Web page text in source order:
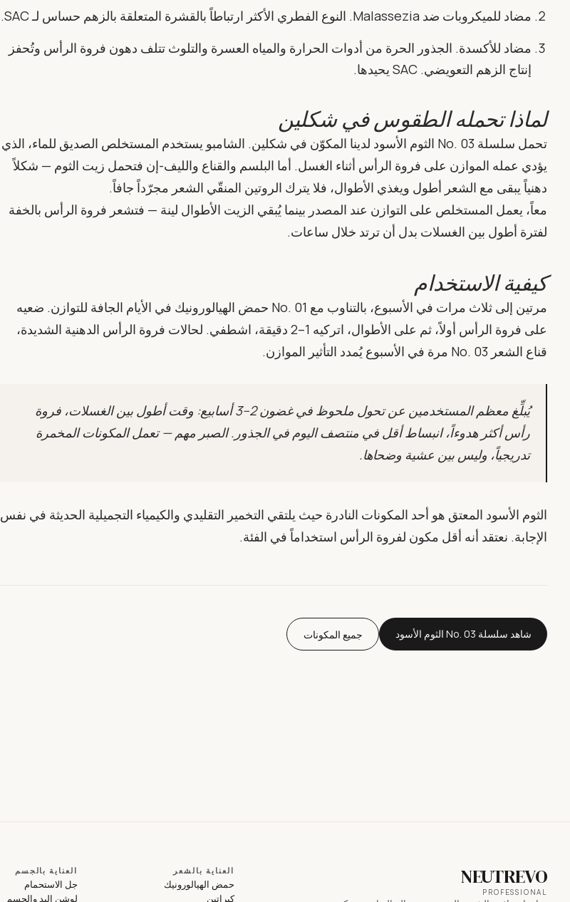
مضاد للميكروبات ضد Malassezia. النوع الفطري الأكثر ارتباطاً بالقشرة المتعلقة بالزهم حساس لـ SAC.
مضاد للأكسدة. الجذور الحرة من أدوات الحرارة والمياه العسرة والتلوث تتلف دهون فروة الرأس وتُحفز
إنتاج الزهم التعويضي. SAC يحيدها.
لماذا تحمله الطقوس في شكلين
تحمل سلسلة No. 03 الثوم الأسود لدينا المكوّن في شكلين. الشامبو يستخدم المستخلص الصديق للماء، الذي
يؤدي عمله الموازن على فروة الرأس أثناء الغسل. أما البلسم والقناع والليف-إن فتحمل زيت الثوم — شكلاً
دهنياً يبقى مع الشعر أطول ويغذي الأطوال، فلا يترك الروتين المنقّي الشعر مجرّداً جافاً.
معاً، يعمل المستخلص على التوازن عند المصدر بينما يُبقي الزيت الأطوال لينة — فتشعر فروة الرأس بالخفة
لفترة أطول بين الغسلات بدل أن ترتد خلال ساعات.
كيفية الاستخدام
مرتين إلى ثلاث مرات في الأسبوع، بالتناوب مع No. 01 حمض الهيالورونيك في الأيام الجافة للتوازن. ضعيه
على فروة الرأس أولاً، ثم على الأطوال، اتركيه 1–2 دقيقة، اشطفي. لحالات فروة الرأس الدهنية الشديدة،
قناع الشعر No. 03 مرة في الأسبوع يُمدد التأثير الموازن.
يُبلِّغ معظم المستخدمين عن تحول ملحوظ في غضون 2–3 أسابيع: وقت أطول بين الغسلات، فروة
رأس أكثر هدوءاً، انبساط أقل في منتصف اليوم في الجذور. الصبر مهم — تعمل المكونات المخمرة
تدريجياً، وليس بين عشية وضحاها.
الثوم الأسود المعتق هو أحد المكونات النادرة حيث يلتقي التخمير التقليدي والكيمياء التجميلية الحديثة في نفس
الإجابة. نعتقد أنه أقل مكون لفروة الرأس استخداماً في الفئة.
شاهد سلسلة No. 03 الثوم الأسود جميع المكونات
NEUTREVO
PROFESSIONAL
العناية بالشعر
حمض الهيالورونيك
كيراتين
العناية بالجسم
جل الاستحمام
لوشن اليد والجسم